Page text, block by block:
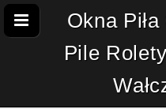
Okna
Pile